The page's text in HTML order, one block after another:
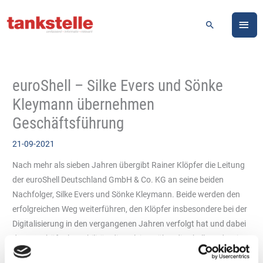
Inhalt
Suchen
euroShell – Silke Evers und Sönke
Kleymann übernehmen
Geschäftsführung
21-09-2021
Nach mehr als sieben Jahren übergibt Rainer Klöpfer die Leitung
der euroShell Deutschland GmbH & Co. KG an seine beiden
Nachfolger, Silke Evers und Sönke Kleymann. Beide werden den
erfolgreichen Weg weiterführen, den Klöpfer insbesondere bei der
Digitalisierung in den vergangenen Jahren verfolgt hat und dabei
das Geschäft als Mobilitätsdienstleister über die Shell Card weiter
ausbauen. Das neue Führungsduo der Shell Tochtergesellschaft